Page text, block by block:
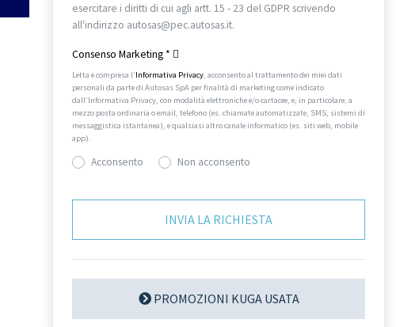
esercitare i diritti di cui agli artt. 15 - 23 del GDPR scrivendo
all'indirizzo autosas@pec.autosas.it.
Consenso Marketing *
Letta e compresa l’Informativa Privacy, acconsento al trattamento dei miei dati
personali da parte di Autosas SpA per finalità di marketing come indicato
dall’Informativa Privacy, con modalità elettroniche e/o cartacee, e, in particolare, a
mezzo posta ordinaria o email, telefono (es. chiamate automatizzate, SMS, sistemi di
messaggistica istantanea), e qualsiasi altro canale informatico (es. siti web, mobile
app).
Acconsento Non acconsento
PROMOZIONI KUGA USATA